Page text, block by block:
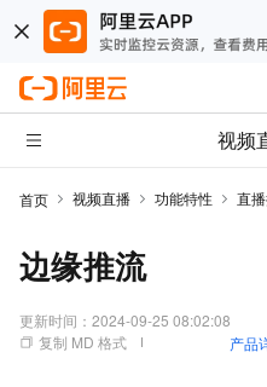
视频
首页 视频直播 功能特性 直
边缘推流
更新时间： 2024-09-25 08:02:08
复制 MD 格式
产品